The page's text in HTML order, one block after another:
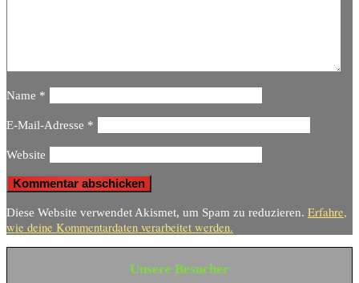
Name *
E-Mail-Adresse *
Website
Diese Website verwendet Akismet, um Spam zu reduzieren. Erfahre,
wie deine Kommentardaten verarbeitet werden.
Unsere Besucher